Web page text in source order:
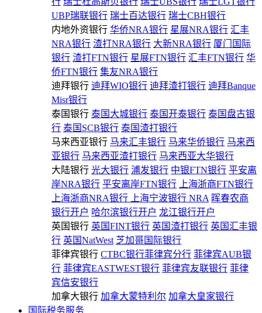
UBP瑞联银行 瑞士百达银行 瑞士CBH银行
内地外资银行 华侨NRA银行 星展NRA银行 汇丰
NRA银行 渣打NRA银行 大新NRA银行 厦门国际
银行 渣打FTN银行 星展FTN银行 汇丰FTN银行 华
侨FTN银行 集友NRA银行
迪拜银行 迪拜WIO银行 迪拜渣打银行 迪拜Banque
Misr银行
泰国银行 泰国大城银行 泰国开泰银行 泰国盘古银
行 泰国SCB银行 泰国渣打银行
马来西亚银行 马来汇丰银行 马来华侨银行 马来西
亚银行 马来西亚渣打银行 马来西亚大华银行
大陆银行 光大银行 浦发银行 中银FTN银行 平安离
岸NRA银行 平安离岸FTN银行
上海浙商FTN银行
上海浙商NRA银行
上海宁波银行 NRA 晖春农商
银行开户 哈尔滨银行开户 龙江银行开户
英国银行 英国FINT银行 英国渣打银行 英国汇丰银
行 英国NatWest 芝加哥国际银行
菲律宾银行 CTBC银行菲律宾分行 菲律宾AUB银
行 菲律宾EASTWEST银行 菲律宾友联银行 菲律
宾信安银行
加拿大银行 加拿大蒙特利尔 加拿大皇家银行
国际税务服务